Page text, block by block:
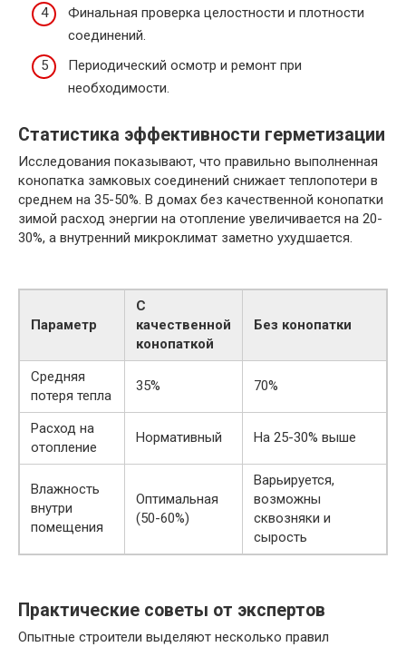
Финальная проверка целостности и плотности
соединений.
Периодический осмотр и ремонт при
необходимости.
Статистика эффективности герметизации
Исследования показывают, что правильно выполненная
конопатка замковых соединений снижает теплопотери в
среднем на 35-50%. В домах без качественной конопатки
зимой расход энергии на отопление увеличивается на 20-
30%, а внутренний микроклимат заметно ухудшается.
Параметр
С
качественной
конопаткой
Без конопатки
Средняя
потеря тепла
35% 70%
Расход на
отопление
Нормативный На 25-30% выше
Влажность
внутри
помещения
Оптимальная
(50-60%)
Варьируется,
возможны
сквозняки и
сырость
Практические советы от экспертов
Опытные строители выделяют несколько правил